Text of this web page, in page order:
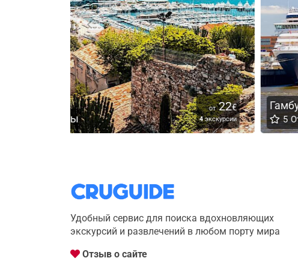
Гамбург
5 Отлично
от15 €
3экскурсии
Удобный сервис для поиска вдохновляющих
экскурсий и развлечений в любом порту мира
Отзыв о сайте